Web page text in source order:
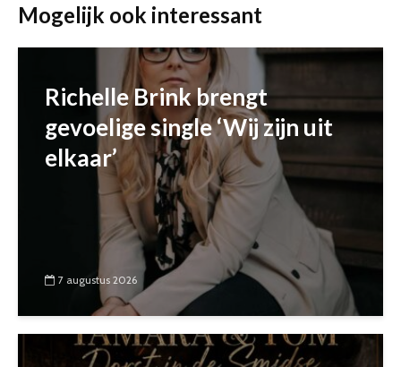
Mogelijk ook interessant
Richelle Brink brengt
gevoelige single ‘Wij zijn uit
elkaar’
7 augustus 2026